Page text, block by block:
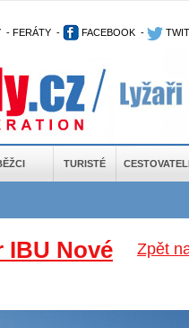
- FERÁTY - FACEBOOK -
TURISTÉ
Zpět
Nové